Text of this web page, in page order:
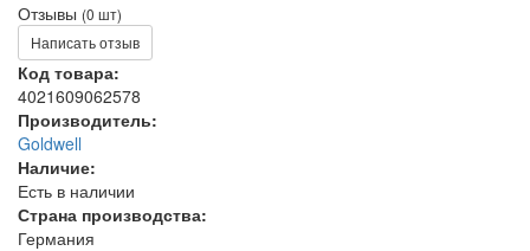
Отзывы (0 шт)
Написать отзыв
Код товара:
4021609062578
Производитель:
Goldwell
Наличие:
Есть в наличии
Страна производства:
Германия